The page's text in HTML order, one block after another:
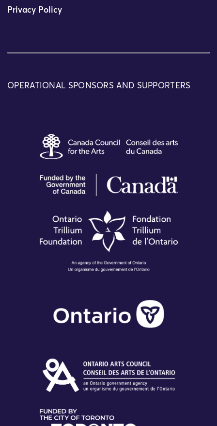
Privacy Policy
OPERATIONAL SPONSORS AND SUPPORTERS